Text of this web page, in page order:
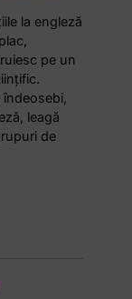
la engleză
pe un
îndeosebi,
leagă
de